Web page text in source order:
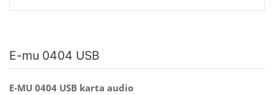
E-mu 0404 USB
E-MU 0404 USB karta audio